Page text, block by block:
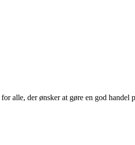
alle, der ønsker at gøre en god handel